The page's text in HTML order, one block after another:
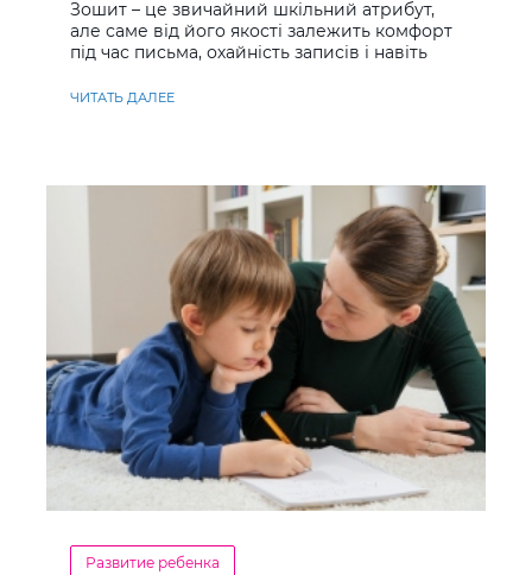
Зошит – це звичайний шкільний атрибут,
але саме від його якості залежить комфорт
під час письма, охайність записів і навіть
ЧИТАТЬ ДАЛЕЕ
Развитие ребенка